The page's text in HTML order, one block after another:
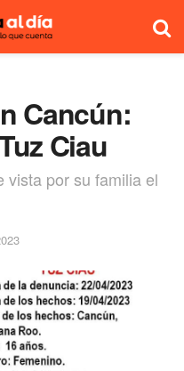
Cancún:
Ciau
vista por su familia el